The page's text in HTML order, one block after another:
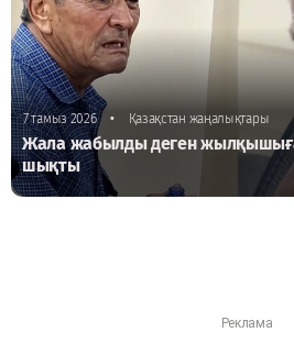
7 тамыз 2026 • Қазақстан жаңалықтары
Жала жабылды деген
шықты